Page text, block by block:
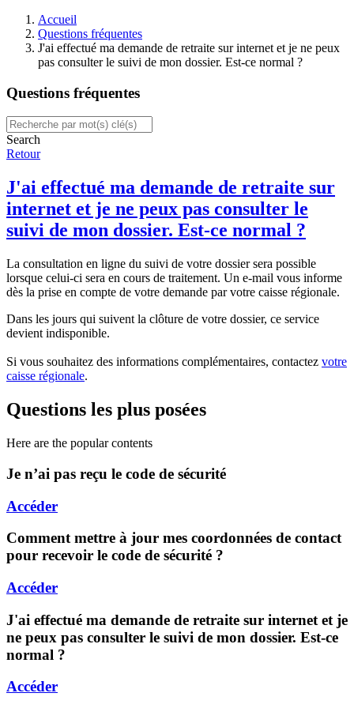
Accueil
Questions fréquentes
J'ai effectué ma demande de retraite sur internet et je ne peux
pas consulter le suivi de mon dossier. Est-ce normal ?
Questions fréquentes
Search
Retour
J'ai effectué ma demande de retraite sur
internet et je ne peux pas consulter le
suivi de mon dossier. Est-ce normal ?
La consultation en ligne du suivi de votre dossier sera possible
lorsque celui-ci sera en cours de traitement. Un e-mail vous informe
dès la prise en compte de votre demande par votre caisse régionale.
Dans les jours qui suivent la clôture de votre dossier, ce service
devient indisponible.
Si vous souhaitez des informations complémentaires, contactez votre
caisse régionale.
Questions les plus posées
Here are the popular contents
Je n’ai pas reçu le code de sécurité
Accéder
Comment mettre à jour mes coordonnées de contact
pour recevoir le code de sécurité ?
Accéder
J'ai effectué ma demande de retraite sur internet et je
ne peux pas consulter le suivi de mon dossier. Est-ce
normal ?
Accéder